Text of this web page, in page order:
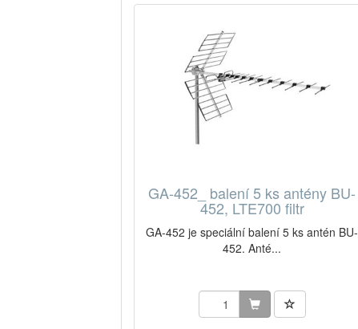
GA-452_ balení 5 ks antény BU-
452, LTE700 filtr
GA-452 je speciální balení 5 ks antén BU-
452. Anté...